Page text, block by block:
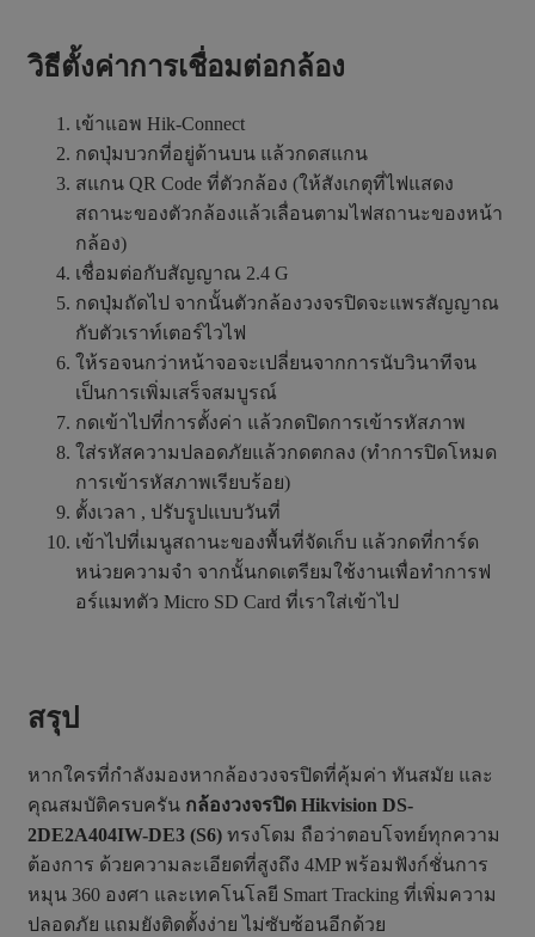
วิธีตั้งค่าการเชื่อมต่อกล้อง
เข้าแอพ Hik-Connect
กดปุ่มบวกที่อยู่ด้านบน แล้วกดสแกน
สแกน QR Code ที่ตัวกล้อง (ให้สังเกตุที่ไฟแสดง
สถานะของตัวกล้องแล้วเลื่อนตามไฟสถานะของหน้า
กล้อง)
เชื่อมต่อกับสัญญาณ 2.4 G
กดปุ่มถัดไป จากนั้นตัวกล้องวงจรปิดจะแพรสัญญาณ
กับตัวเราท์เตอร์ไวไฟ
ให้รอจนกว่าหน้าจอจะเปลี่ยนจากการนับวินาทีจน
เป็นการเพิ่มเสร็จสมบูรณ์
กดเข้าไปที่การตั้งค่า แล้วกดปิดการเข้ารหัสภาพ
ใส่รหัสความปลอดภัยแล้วกดตกลง (ทำการปิดโหมด
การเข้ารหัสภาพเรียบร้อย)
ตั้งเวลา , ปรับรูปแบบวันที่
เข้าไปที่เมนูสถานะของพื้นที่จัดเก็บ แล้วกดที่การ์ด
หน่วยความจำ จากนั้นกดเตรียมใช้งานเพื่อทำการฟ
อร์แมทตัว Micro SD Card ที่เราใส่เข้าไป
สรุป
หากใครที่กำลังมองหากล้องวงจรปิดที่คุ้มค่า ทันสมัย และ
คุณสมบัติครบครัน กล้องวงจรปิด Hikvision DS-
2DE2A404IW-DE3 (S6) ทรงโดม ถือว่าตอบโจทย์ทุกความ
ต้องการ ด้วยความละเอียดที่สูงถึง 4MP พร้อมฟังก์ชั่นการ
หมุน 360 องศา และเทคโนโลยี Smart Tracking ที่เพิ่มความ
ปลอดภัย แถมยังติดตั้งง่าย ไม่ซับซ้อนอีกด้วย